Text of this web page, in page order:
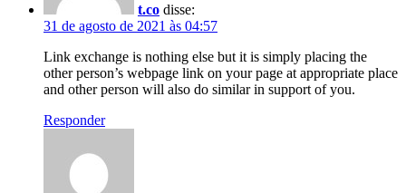
t.co disse:
31 de agosto de 2021 às 04:57
Link exchange is nothing else but it is simply placing the
other person’s webpage link on your page at appropriate place
and other person will also do similar in support of you.
Responder